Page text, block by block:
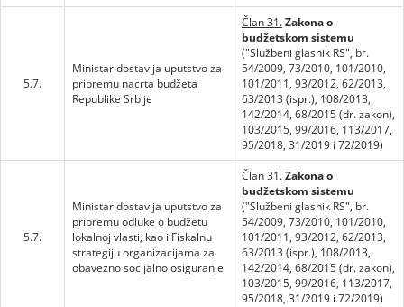
5.7.
Ministar dostavlja uputstvo za
pripremu nacrta budžeta
Republike Srbije
Član 31.Zakona o
budžetskom sistemu
("Službeni glasnik RS", br.
54/2009, 73/2010, 101/2010,
101/2011, 93/2012, 62/2013,
63/2013 (ispr.), 108/2013,
142/2014, 68/2015 (dr. zakon),
103/2015, 99/2016, 113/2017,
95/2018, 31/2019 i 72/2019)
5.7.
Ministar dostavlja uputstvo za
pripremu odluke o budžetu
lokalnoj vlasti, kao i Fiskalnu
strategiju organizacijama za
obavezno socijalno osiguranje
Član 31.Zakona o
budžetskom sistemu
("Službeni glasnik RS", br.
54/2009, 73/2010, 101/2010,
101/2011, 93/2012, 62/2013,
63/2013 (ispr.), 108/2013,
142/2014, 68/2015 (dr. zakon),
103/2015, 99/2016, 113/2017,
95/2018, 31/2019 i 72/2019)